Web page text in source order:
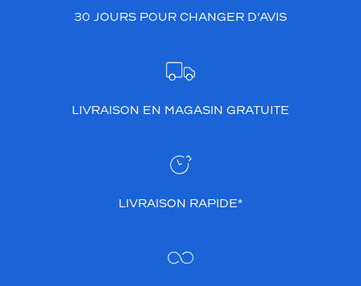
30 JOURS POUR CHANGER D’AVIS
LIVRAISON EN MAGASIN GRATUITE
LIVRAISON RAPIDE*